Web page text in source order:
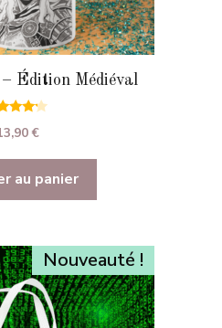
Édition Médiéval
5 €
au panier
Nouveauté !